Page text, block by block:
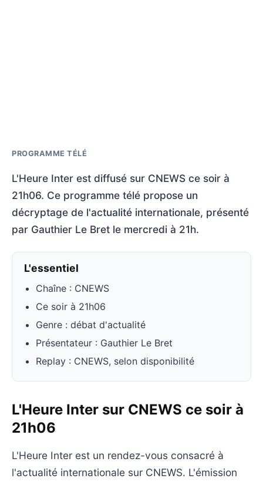
PROGRAMME TÉLÉ
L'Heure Inter est diffusé sur CNEWS ce soir à
21h06. Ce programme télé propose un
décryptage de l'actualité internationale, présenté
par Gauthier Le Bret le mercredi à 21h.
L'essentiel
Chaîne : CNEWS
Ce soir à 21h06
Genre : débat d'actualité
Présentateur : Gauthier Le Bret
Replay : CNEWS, selon disponibilité
L'Heure Inter sur CNEWS ce soir à
21h06
L'Heure Inter est un rendez-vous consacré à
l'actualité internationale sur CNEWS. L'émission